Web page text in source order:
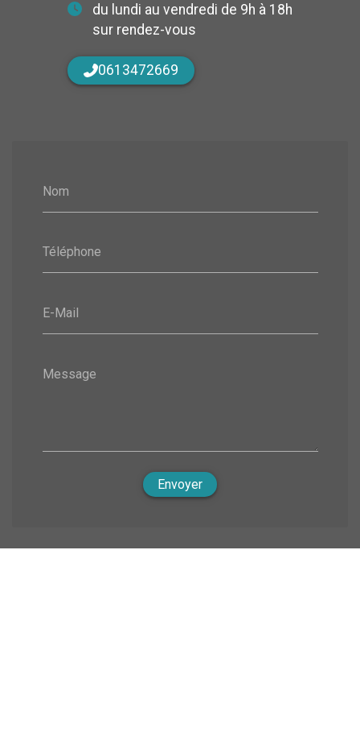
Nom
Téléphone
E-Mail
Message
Envoyer
du lundi au vendredi de 9h à 18h
sur rendez-vous
0613472669